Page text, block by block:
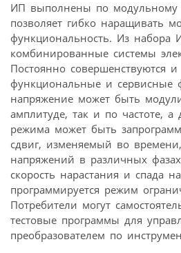
ИП выполнены по модульному
позволяет гибко наращивать
функциональность. Из набора
комбинированные системы
Постоянно совершенствуются
функциональные и сервисные
напряжение может быть
амплитуде, так и по частоте, а
режима может быть
сдвиг, изменяемый во
напряжений в различных
скорость нарастания и спада
программируется режим
Потребители могут
тестовые программы для
преобразователем по